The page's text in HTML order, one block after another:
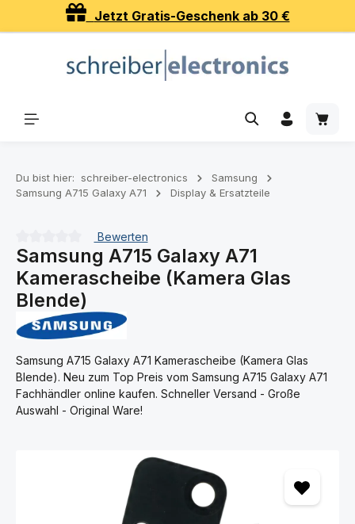
Zum Hauptinhalt springenJetzt Gratis-Geschenk ab 30 €
Du bist hier: schreiber-electronics
Samsung
Samsung A715 Galaxy A71
Display & Ersatzteile
Durchschnittliche Bewertung von 0 von 5 Sternen
Bewerten
Samsung A715 Galaxy A71
Kamerascheibe (Kamera Glas
Blende)
Samsung A715 Galaxy A71 Kamerascheibe (Kamera Glas
Blende). Neu zum Top Preis vom Samsung A715 Galaxy A71
Fachhändler online kaufen. Schneller Versand - Große
Auswahl - Original Ware!
Bildergalerie überspringen